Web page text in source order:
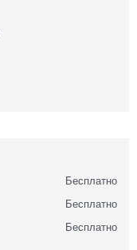
Бесплатно
Бесплатно
Бесплатно